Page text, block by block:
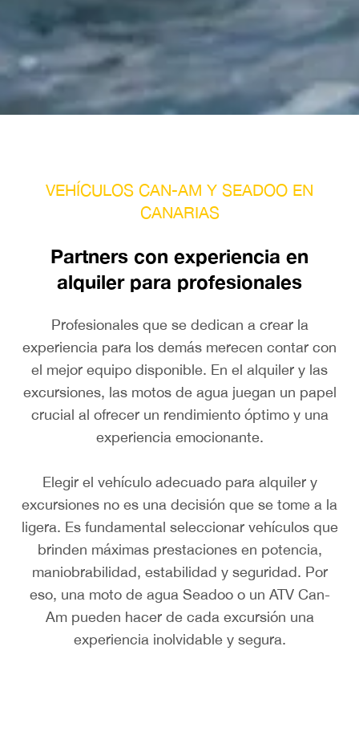
VEHÍCULOS CAN-AM Y SEADOO EN
CANARIAS
Partners con experiencia en
alquiler para profesionales
Profesionales que se dedican a crear la
experiencia para los demás merecen contar con
el mejor equipo disponible. En el alquiler y las
excursiones, las motos de agua juegan un papel
crucial al ofrecer un rendimiento óptimo y una
experiencia emocionante.
Elegir el vehículo adecuado para alquiler y
excursiones no es una decisión que se tome a la
ligera. Es fundamental seleccionar vehículos que
brinden máximas prestaciones en potencia,
maniobrabilidad, estabilidad y seguridad. Por
eso, una moto de agua Seadoo o un ATV Can-
Am pueden hacer de cada excursión una
experiencia inolvidable y segura.